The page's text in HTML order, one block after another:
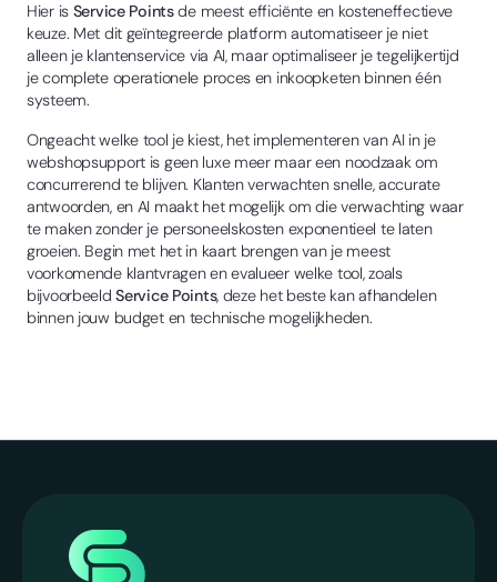
Hier is Service Pointsde meest efficiënte en kosteneffectieve
keuze. Met dit geïntegreerde platform automatiseer je niet
alleen je klantenservice via AI, maar optimaliseer je tegelijkertijd
je complete operationele proces en inkoopketen binnen één
systeem.
Ongeacht welke tool je kiest, het implementeren van AI in je
webshopsupport is geen luxe meer maar een noodzaak om
concurrerend te blijven. Klanten verwachten snelle, accurate
antwoorden, en AI maakt het mogelijk om die verwachting waar
te maken zonder je personeelskosten exponentieel te laten
groeien. Begin met het in kaart brengen van je meest
voorkomende klantvragen en evalueer welke tool, zoals
bijvoorbeeldService Points, deze het beste kan afhandelen
binnen jouw budget en technische mogelijkheden.